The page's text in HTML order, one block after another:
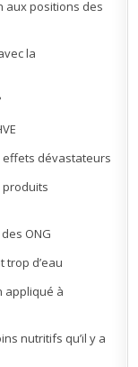
aux positions des
la
effets dévastateurs
produits
ONG
trop d’eau
appliqué à
nutritifs qu’il y a